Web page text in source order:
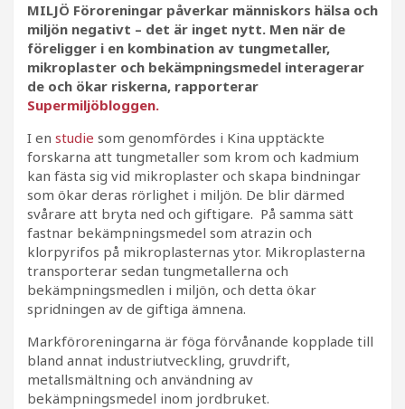
MILJÖ Föroreningar påverkar människors hälsa och
miljön negativt – det är inget nytt. Men när de
föreligger i en kombination av tungmetaller,
mikroplaster och bekämpningsmedel interagerar
de och ökar riskerna, rapporterar
Supermiljöbloggen.
I en studie som genomfördes i Kina upptäckte
forskarna att tungmetaller som krom och kadmium
kan fästa sig vid mikroplaster och skapa bindningar
som ökar deras rörlighet i miljön. De blir därmed
svårare att bryta ned och giftigare. På samma sätt
fastnar bekämpningsmedel som atrazin och
klorpyrifos på mikroplasternas ytor. Mikroplasterna
transporterar sedan tungmetallerna och
bekämpningsmedlen i miljön, och detta ökar
spridningen av de giftiga ämnena.
Markföroreningarna är föga förvånande kopplade till
bland annat industriutveckling, gruvdrift,
metallsmältning och användning av
bekämpningsmedel inom jordbruket.